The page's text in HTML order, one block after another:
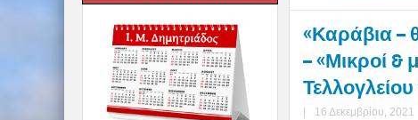
«Καράβια –
– «Μικροί &
16 Δεκεμβρίου, 2021